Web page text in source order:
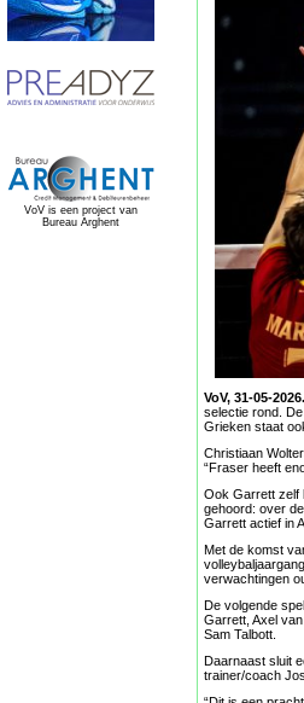
VoV is een project van
Bureau Arghent
VoV, 31-05-
selectie rond.
Grieken staat
Christiaan
“Fraser heeft
Ook Garrett zelf
gehoord: over
Garrett actief in
Met de komst
verwachtingen
De volgende
Garrett, Axel
Sam Talbott.
Daarnaast sluit
trainer/coach